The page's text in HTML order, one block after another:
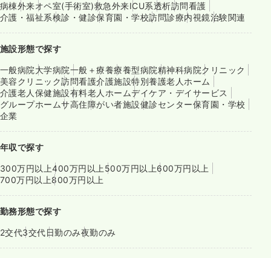
病棟外来オペ室(手術室)救急外来ICU系透析訪問看護
介護・福祉系検診・健診保育園・学校訪問診療内視鏡治験関連
施設形態で探す
一般病院大学病院一般＋療養療養型病院精神科病院クリニック
美容クリニック訪問看護介護施設特別養護老人ホーム
介護老人保健施設有料老人ホームデイケア・デイサービス
グループホームサ高住障がい者施設健診センター保育園・学校
企業
年収で探す
300万円以上400万円以上 500万円以上600万円以上
700万円以上800万円以上
勤務形態で探す
2交代3交代日勤のみ夜勤のみ